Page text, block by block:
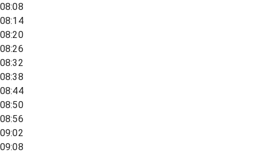
08:08
08:14
08:20
08:26
08:32
08:38
08:44
08:50
08:56
09:02
09:08